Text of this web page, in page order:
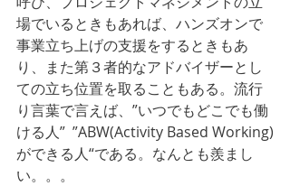
場でいるときもあれば、ハンズオンで
事業立ち上げの支援をするときもあ
り、また第３者的なアドバイザーとし
ての立ち位置を取ることもある。流行
り言葉で言えば、”いつでもどこでも働
ける人”  ”ABW(Activity Based Working)
ができる人“である。なんとも羨まし
い。。。